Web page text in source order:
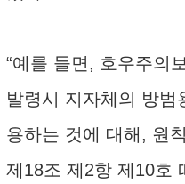
“예를 들면, 호우주의
발령시 지자체의 방범
용하는 것에 대해, 원
제18조 제2항 제10호